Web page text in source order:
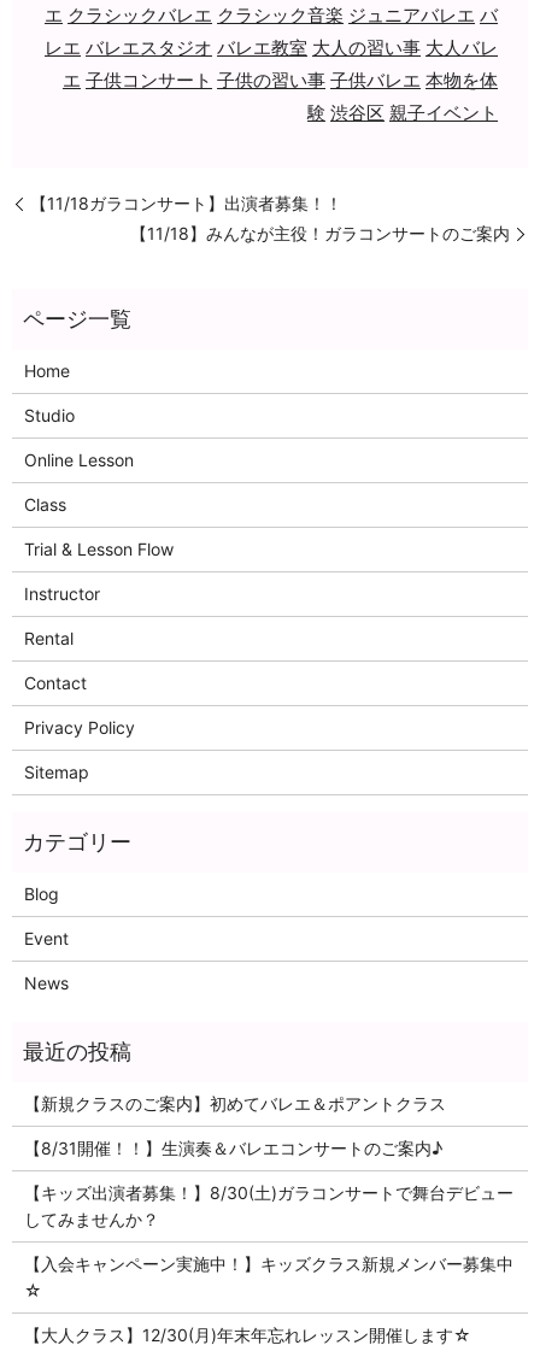
エ クラシックバレエ クラシック音楽 ジュニアバレエ バ
レエ バレエスタジオ バレエ教室 大人の習い事 大人バレ
エ 子供コンサート 子供の習い事 子供バレエ 本物を体
験 渋谷区 親子イベント
【11/18ガラコンサート】出演者募集！！
【11/18】みんなが主役！ガラコンサートのご案内
Home
Studio
Online Lesson
Class
Trial & Lesson Flow
Instructor
Rental
Contact
Privacy Policy
Sitemap
Blog
Event
News
【新規クラスのご案内】初めてバレエ＆ポアントクラス
【8/31開催！！】生演奏＆バレエコンサートのご案内♪
【キッズ出演者募集！】8/30(土)ガラコンサートで舞台デビュー
してみませんか？
【入会キャンペーン実施中！】キッズクラス新規メンバー募集中
☆
【大人クラス】12/30(月)年末年忘れレッスン開催します☆